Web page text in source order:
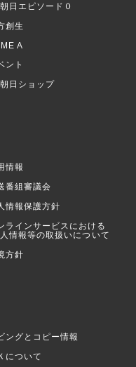
日エピソード０
創生
A
ント
日ショップ
情報
番組審議会
情報保護方針
ラインサービスにおける
情報等の取扱いについて
方針
ングとコピー情報
について